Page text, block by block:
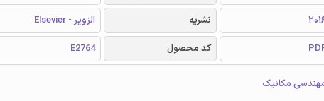
نشریه
الزویر - Elsevier
کد محصول
E2764
مکانیک